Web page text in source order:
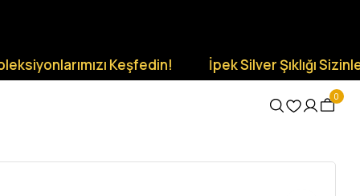
Keşfedin! İpek Silver Şıklığı Sizinle Olsun.
0